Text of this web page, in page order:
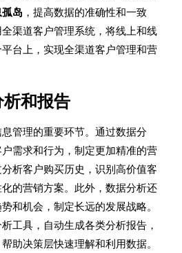
岛 ，提高数据的准确性和一致
渠道客户管理系统，将线上和线
台上，实现全渠道客户管理和营
和报告
管理的重要环节。通过数据分
需求和行为，制定更加精准的营
析客户购买历史，识别高价值客
的营销方案。此外，数据分析还
和机会，制定长远的发展战略。
工具，自动生成各类分析报告，
助决策层快速理解和利用数据。